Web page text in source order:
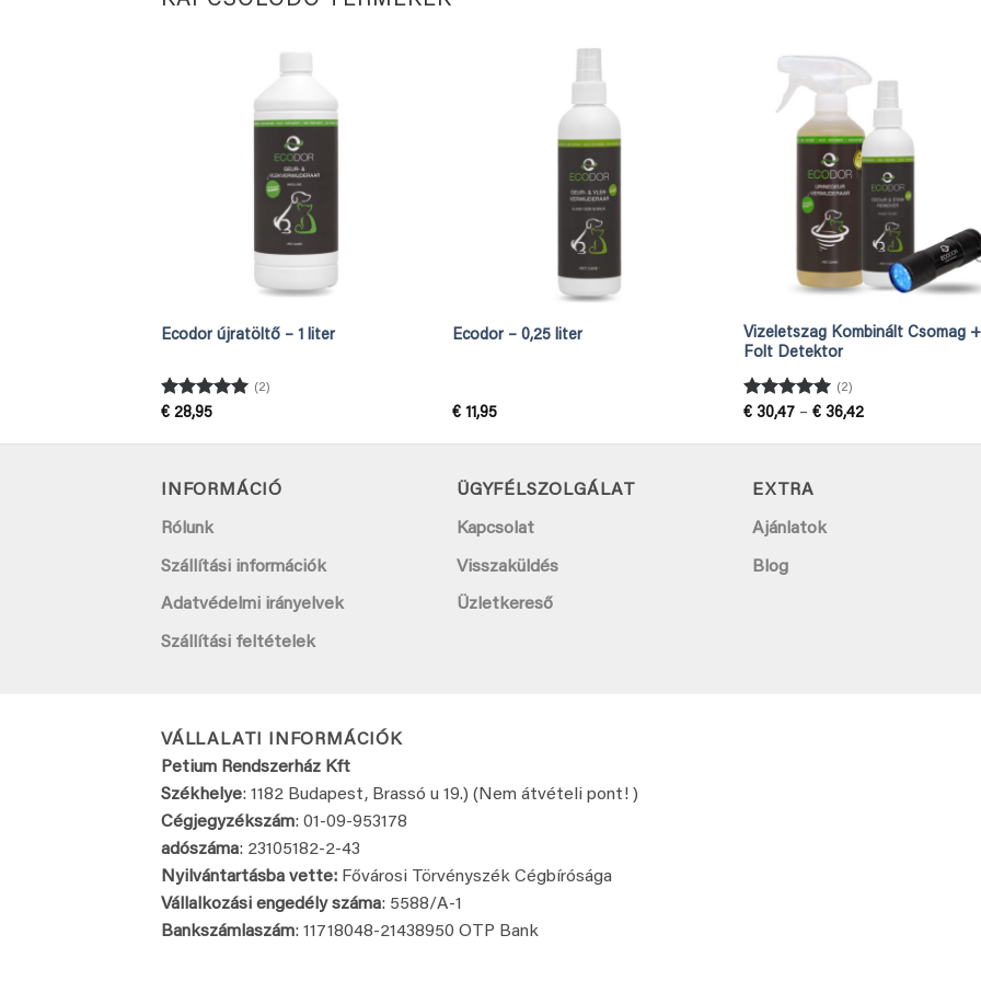
Ecodor újratöltő – 1 liter
Értékelés:
(2)
€28,95
Ecodor – 0,25 liter
€ 11,95
Vizeletszag Kombinált Csomag +
Folt Detektor
Értékelés:5
(2)
€ 30,47 – € 36,42Ártartomány:
-
INFORMÁCIÓ
Rólunk
Szállítási információk
Adatvédelmi irányelvek
Szállítási feltételek
ÜGYFÉLSZOLGÁLAT
Kapcsolat
Visszaküldés
Üzletkereső
EXTRA
Ajánlatok
Blog
VÁLLALATI INFORMÁCIÓK
Petium Rendszerház Kft
Székhelye: 1182 Budapest, Brassó u 19.) (Nem átvételi pont! )
Cégjegyzékszám: 01-09-953178
adószáma: 23105182-2-43
Nyilvántartásba vette: Fővárosi Törvényszék Cégbírósága
Vállalkozási engedély száma: 5588/A-1
Bankszámlaszám: 11718048-21438950 OTP Bank